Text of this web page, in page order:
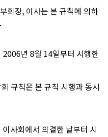
회장, 이사는 본 규칙에 의하
년 8월 14일부터 시행한
규칙은 본 규칙 시행과 동시
사회에서 의결한 날부터 시